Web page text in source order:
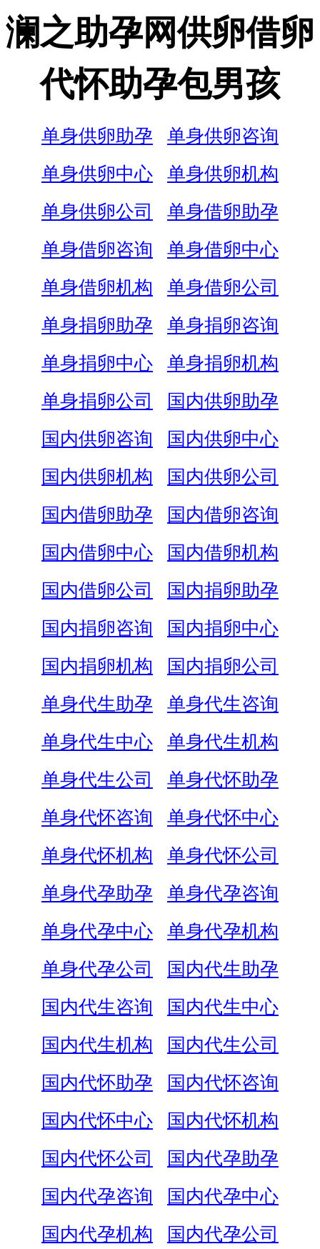
澜之助孕网供卵借卵
代怀助孕包男孩
单身供卵助孕
单身供卵咨询
单身供卵中心
单身供卵机构
单身供卵公司
单身借卵助孕
单身借卵咨询
单身借卵中心
单身借卵机构
单身借卵公司
单身捐卵助孕
单身捐卵咨询
单身捐卵中心
单身捐卵机构
单身捐卵公司
国内供卵助孕
国内供卵咨询
国内供卵中心
国内供卵机构
国内供卵公司
国内借卵助孕
国内借卵咨询
国内借卵中心
国内借卵机构
国内借卵公司
国内捐卵助孕
国内捐卵咨询
国内捐卵中心
国内捐卵机构
国内捐卵公司
单身代生助孕
单身代生咨询
单身代生中心
单身代生机构
单身代生公司
单身代怀助孕
单身代怀咨询
单身代怀中心
单身代怀机构
单身代怀公司
单身代孕助孕
单身代孕咨询
单身代孕中心
单身代孕机构
单身代孕公司
国内代生助孕
国内代生咨询
国内代生中心
国内代生机构
国内代生公司
国内代怀助孕
国内代怀咨询
国内代怀中心
国内代怀机构
国内代怀公司
国内代孕助孕
国内代孕咨询
国内代孕中心
国内代孕机构
国内代孕公司